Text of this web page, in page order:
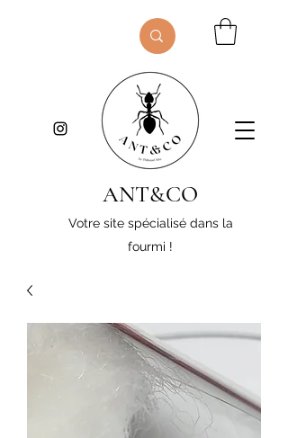
ANT&CO
Votre site spécialisé dans la
fourmi !